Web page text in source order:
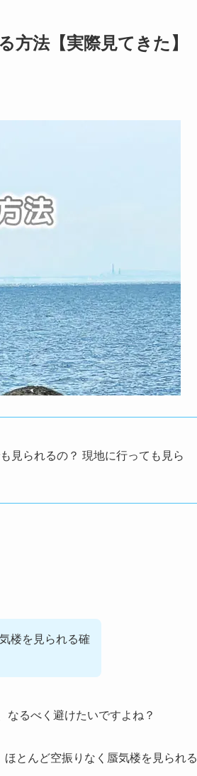
方法【実際見てきた】
見られるの？ 現地に行っても見ら
楼を見られる確
なるべく避けたいですよね？
とんど空振りなく蜃気楼を見られる